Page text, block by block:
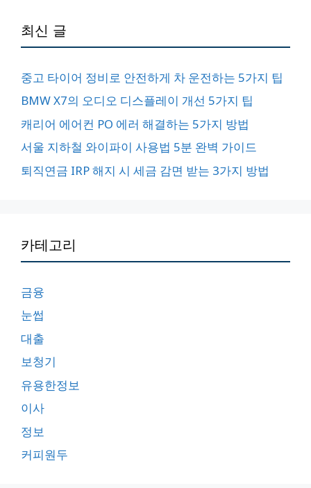
최신 글
중고 타이어 정비로 안전하게 차 운전하는 5가지 팁
BMW X7의 오디오 디스플레이 개선 5가지 팁
캐리어 에어컨 PO 에러 해결하는 5가지 방법
서울 지하철 와이파이 사용법 5분 완벽 가이드
퇴직연금 IRP 해지 시 세금 감면 받는 3가지 방법
카테고리
금융
눈썹
대출
보청기
유용한정보
이사
정보
커피원두